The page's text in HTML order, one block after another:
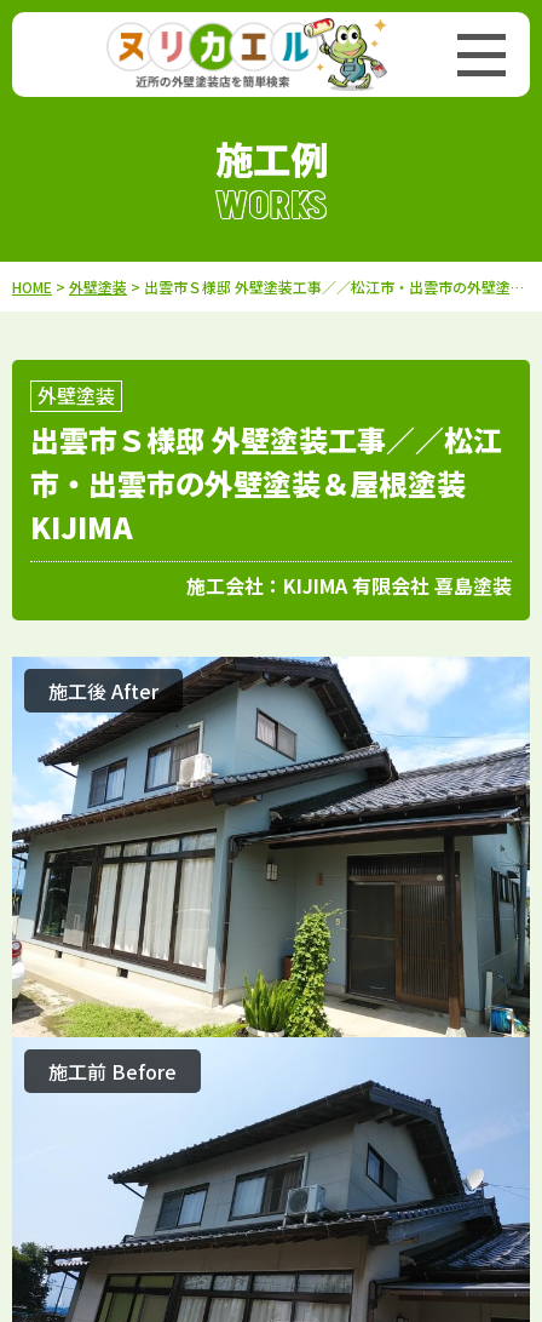
施工例
WORKS
HOME > 外壁塗装 > 出雲市Ｓ様邸 外壁塗装工事／／松江市・出雲市の外壁塗装＆屋根塗装KIJIMA
外壁塗装
出雲市Ｓ様邸 外壁塗装工事／／松江
市・出雲市の外壁塗装＆屋根塗装
KIJIMA
施工会社： KIJIMA 有限会社 喜島塗装
施工前 Before
施工後 After